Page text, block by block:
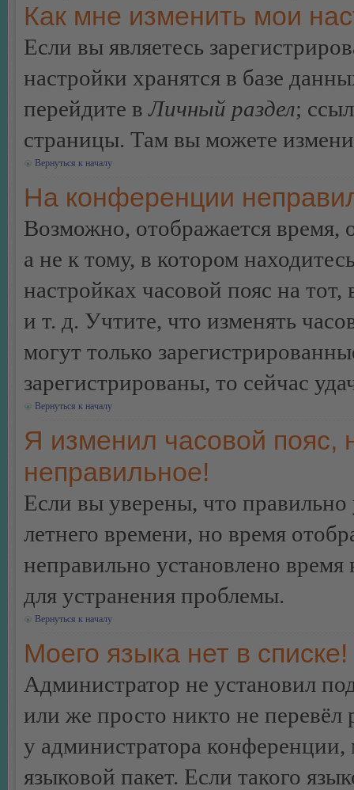
Как мне изменить мои
Если вы являетесь
настройки хранятся в базе
перейдите вЛичный раздел;
страницы. Там вы можете
Вернуться к началу
На конференции
Возможно, отображается время,
а не к тому, в котором
настройках часовой пояс на
и т. д. Учтите, что изменять
могут только
зарегистрированы, то сейчас
Вернуться к началу
Я изменил часовой пояс,
неправильное!
Если вы уверены, что правильно
летнего времени, но время
неправильно установлено
для устранения проблемы.
Вернуться к началу
Моего языка нет в списке!
Администратор не установил
или же просто никто не
у администратора
языковой пакет. Если такого